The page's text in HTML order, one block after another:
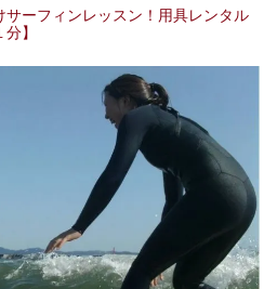
としての「絶景日帰り温泉 龍宮殿本館
館）」と、旅館としての「箱根 芦ノ湖畔
以下、龍宮殿）」の両方の魅力をたっぷ
！
九頭龍神社、白龍神社、箱根元宮と箱根の
れたパワースポットです。
西武・プリンスホテルズワールドワイド
芦ノ湖畔蛸川温泉 龍宮殿のPR記事です。
サーフィンレッスン！用具レンタル
】